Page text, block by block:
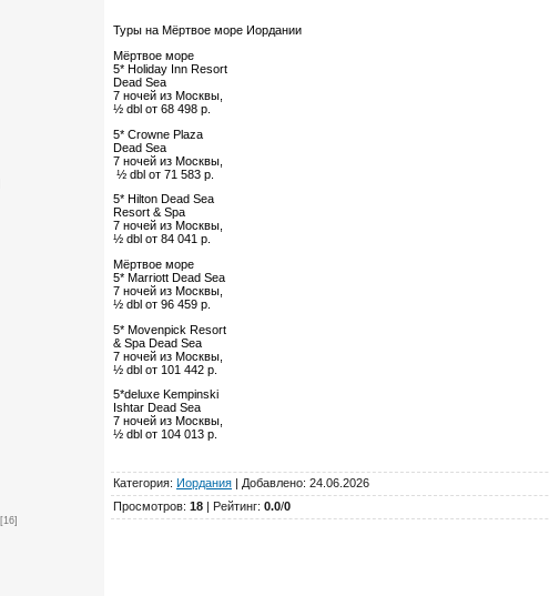
[16]
Туры на Мёртвое море Иордании
Мёртвое море
5* Holiday Inn Resort
Dead Sea
7 ночей из Москвы,
½ dbl от 68 498 р.
5* Crowne Plaza
Dead Sea
7 ночей из Москвы,
½ dbl от 71 583 р.
5* Hilton Dead Sea
Resort & Spa
7 ночей из Москвы,
½ dbl от 84 041 р.
Мёртвое море
5* Marriott Dead Sea
7 ночей из Москвы,
½ dbl от 96 459 р.
5* Movenpick Resort
& Spa Dead Sea
7 ночей из Москвы,
½ dbl от 101 442 р.
5*deluxe Kempinski
Ishtar Dead Sea
7 ночей из Москвы,
½ dbl от 104 013 р.
Категория: Иордания | Добавлено: 24.06.2026
Просмотров: 18 | Рейтинг: 0.0/0